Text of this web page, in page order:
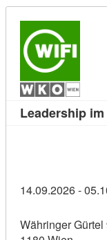
Leadership
14.09.2026 -
Währinger Gürtel